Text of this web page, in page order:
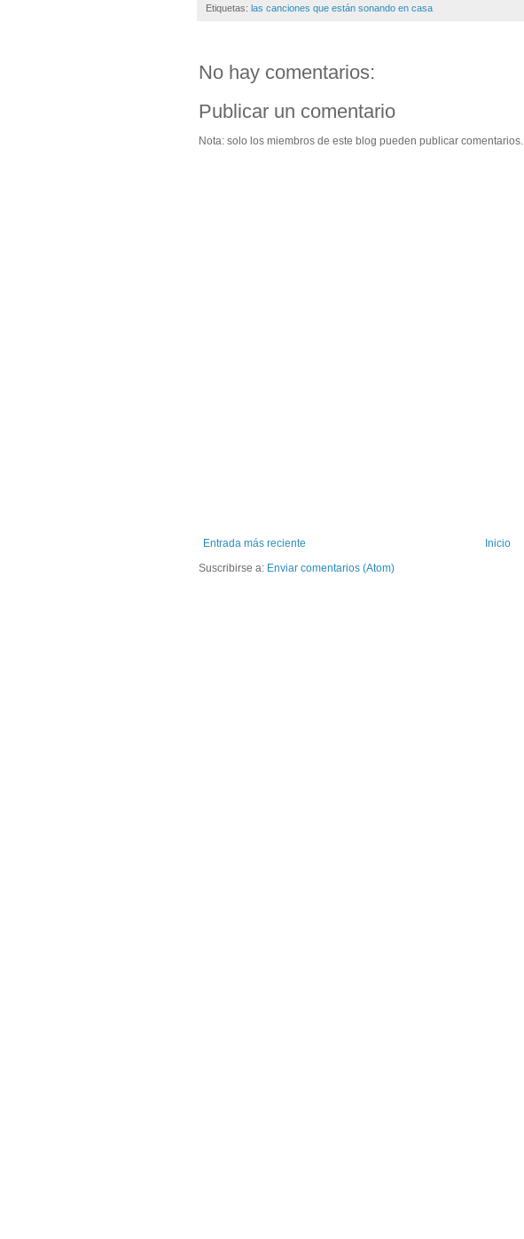
Etiquetas: las canciones que están sonando en casa
No hay comentarios:
Publicar un comentario
Nota: solo los miembros de este blog pueden publicar comentarios.
Entrada más reciente
Inicio
Suscribirse a: Enviar comentarios (Atom)